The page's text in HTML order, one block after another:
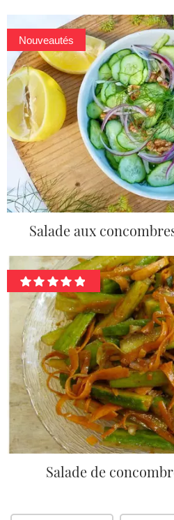
Nouveautés
Salade aux
Salade de